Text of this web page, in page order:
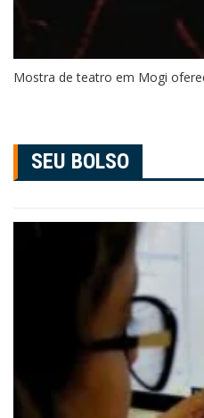
Mostra de teatro em Mogi
SEU BOLSO